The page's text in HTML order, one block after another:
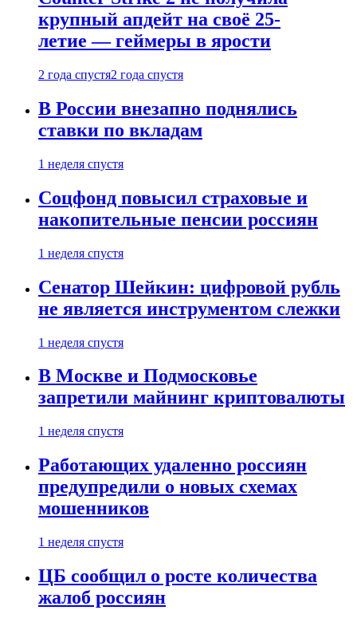
крупный апдейт на своё 25-
летие — геймеры в ярости
2 года спустя2 года спустя
В России внезапно поднялись
ставки по вкладам
1 неделя спустя
Соцфонд повысил страховые и
накопительные пенсии россиян
1 неделя спустя
Сенатор Шейкин: цифровой рубль
не является инструментом слежки
1 неделя спустя
В Москве и Подмосковье
запретили майнинг криптовалюты
1 неделя спустя
Работающих удаленно россиян
предупредили о новых схемах
мошенников
1 неделя спустя
ЦБ сообщил о росте количества
жалоб россиян